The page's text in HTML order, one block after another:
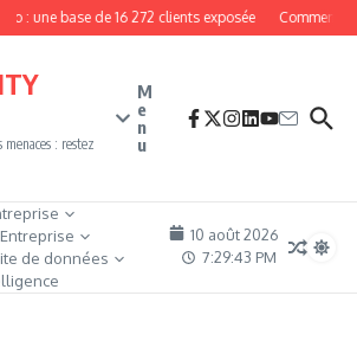
: une base de 16 272 clients exposée Comment
: restez
M
e
n
u
Entreprise
de données
10 août 2026
7:29:43 PM